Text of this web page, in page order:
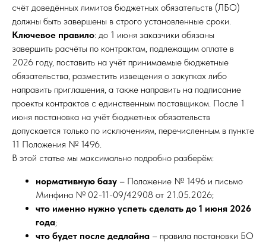
счёт доведённых лимитов бюджетных обязательств (ЛБО)
должны быть завершены в строго установленные сроки.
Ключевое правило: до 1 июня заказчики обязаны
завершить расчёты по контрактам, подлежащим оплате в
2026 году, поставить на учёт принимаемые бюджетные
обязательства, разместить извещения о закупках либо
направить приглашения, а также направить на подписание
проекты контрактов с единственным поставщиком. После 1
июня постановка на учёт бюджетных обязательств
допускается только по исключениям, перечисленным в пункте
11 Положения № 1496.
В этой статье мы максимально подробно разберём:
нормативную базу – Положение № 1496 и письмо
Минфина № 02-11-09/42908 от 21.05.2026;
что именно нужно успеть сделать до 1 июня 2026
года;
что будет после дедлайна – правила постановки БО